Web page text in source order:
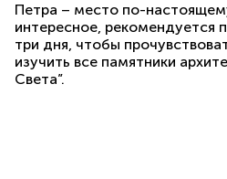
Петра – место по-
интересное, рекомендуется
три дня, чтобы
изучить все памятники
Света”.